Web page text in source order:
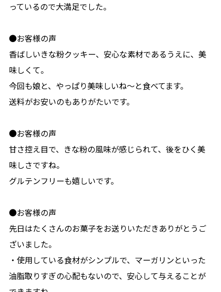
っているので大満足でした。
●お客様の声
香ばしいきな粉クッキー、安心な素材であるうえに、美
味しくて。
今回も娘と、やっぱり美味しいね〜と食べてます。
送料がお安いのもありがたいです。
●お客様の声
甘さ控え目で、きな粉の風味が感じられて、後をひく美
味しさですね。
グルテンフリーも嬉しいです。
●お客様の声
先日はたくさんのお菓子をお送りいただきありがとうご
ざいました。
・使用している食材がシンプルで、マーガリンといった
油脂取りすぎの心配もないので、安心して与えることが